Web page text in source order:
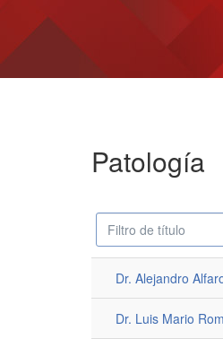
Patología
Despublicado Campo
'Filtrar'
Dr. Alejandro
Dr. Luis Mario